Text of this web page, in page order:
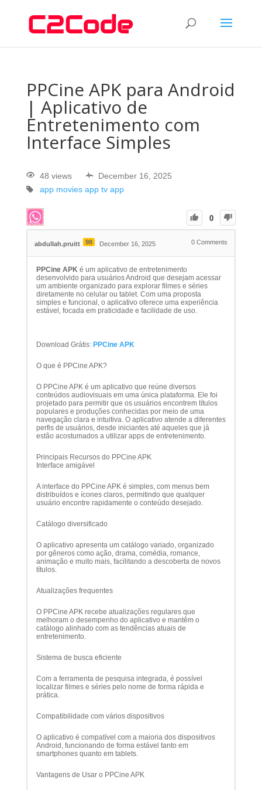
PPCine APK para Android
| Aplicativo de
Entretenimento com
Interface Simples
48 views
December 16, 2025
app movies app tv app
0
abdullah.pruitt 98 December 16, 2025 0 Comments
PPCine APK é um aplicativo de entretenimento
desenvolvido para usuários Android que desejam acessar
um ambiente organizado para explorar filmes e séries
diretamente no celular ou tablet. Com uma proposta
simples e funcional, o aplicativo oferece uma experiência
estável, focada em praticidade e facilidade de uso.
Download Grátis: PPCine APK
O que é PPCine APK?
O PPCine APK é um aplicativo que reúne diversos
conteúdos audiovisuais em uma única plataforma. Ele foi
projetado para permitir que os usuários encontrem títulos
populares e produções conhecidas por meio de uma
navegação clara e intuitiva. O aplicativo atende a diferentes
perfis de usuários, desde iniciantes até aqueles que já
estão acostumados a utilizar apps de entretenimento.
Principais Recursos do PPCine APK
Interface amigável
A interface do PPCine APK é simples, com menus bem
distribuídos e ícones claros, permitindo que qualquer
usuário encontre rapidamente o conteúdo desejado.
Catálogo diversificado
O aplicativo apresenta um catálogo variado, organizado
por gêneros como ação, drama, comédia, romance,
animação e muito mais, facilitando a descoberta de novos
títulos.
Atualizações frequentes
O PPCine APK recebe atualizações regulares que
melhoram o desempenho do aplicativo e mantêm o
catálogo alinhado com as tendências atuais de
entretenimento.
Sistema de busca eficiente
Com a ferramenta de pesquisa integrada, é possível
localizar filmes e séries pelo nome de forma rápida e
prática.
Compatibilidade com vários dispositivos
O aplicativo é compatível com a maioria dos dispositivos
Android, funcionando de forma estável tanto em
smartphones quanto em tablets.
Vantagens de Usar o PPCine APK